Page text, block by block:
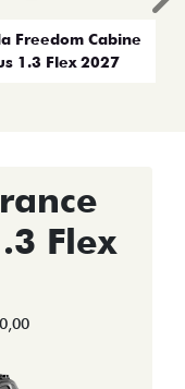
Freedom Cabine
1.3 Flex 2027
Flex